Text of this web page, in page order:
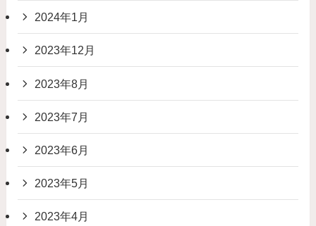
2024年1月
2023年12月
2023年8月
2023年7月
2023年6月
2023年5月
2023年4月